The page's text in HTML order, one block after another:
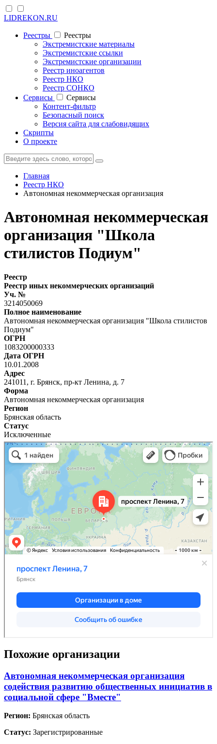
LIDREKON.RU
Реестры
Реестры
Экстремистские материалы
Экстремистские ссылки
Экстремистские организации
Реестр иноагентов
Реестр НКО
Реестр СОНКО
Cервисы
Cервисы
Контент-фильтр
Безопасный поиск
Версия сайта для слабовидящих
Скрипты
О проекте
Главная
Реестр НКО
Автономная некоммерческая организация
Автономная некоммерческая
организация "Школа
стилистов Подиум"
Реестр
Реестр иных некоммерческих организаций
Уч. №
3214050069
Полное наименование
Автономная некоммерческая организация "Школа стилистов
Подиум"
ОГРН
1083200000333
Дата ОГРН
10.01.2008
Адрес
241011, г. Брянск, пр-кт Ленина, д. 7
Форма
Автономная некоммерческая организация
Регион
Брянская область
Статус
Исключенные
Похожие организации
Автономная некоммерческая организация
содействия развитию общественных инициатив в
социальной сфере "Вместе"
Регион: Брянская область
Статус: Зарегистрированные